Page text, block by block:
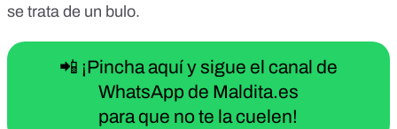
se trata de un bulo.
📲 ¡Pincha aquí y sigue el canal de
WhatsApp de Maldita.es
para que no te la cuelen!